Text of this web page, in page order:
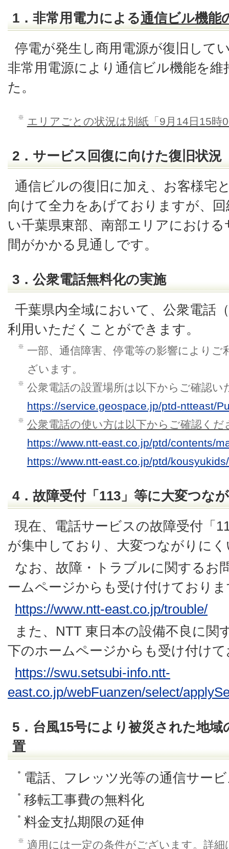
1．非常用電力による通信ビル機能
停電が発生し商用電源が復旧して
非常用電源により通信ビル機能を
た。
※ エリアごとの状況は別紙「9月14日15時
2．サービス回復に向けた復旧状況
通信ビルの復旧に加え、お客様宅
向けて全力をあげておりますが、
い千葉県東部、南部エリアにおけ
間がかかる見通しです。
3．公衆電話無料化の実施
千葉県内全域において、公衆電話
利用いただくことができます。
※ 一部、通信障害、停電等の影響により
ざいます。
※ 公衆電話の設置場所は以下からご確認い
https://service.geospace.jp/ptd-ntteast/
※ 公衆電話の使い方は以下からご確認くだ
https://www.ntt-east.co.jp/ptd/contents/
https://www.ntt-east.co.jp/ptd/
4．故障受付「113」等に大変つな
現在、電話サービスの故障受付「
が集中しており、大変つながりに
なお、故障・トラブルに関するお
ームページからも受け付けており
https://www.ntt-east.co.jp/trouble/
また、NTT 東日本の設備不良に関
下のホームページからも受け付け
https://swu.setsubi-info.ntt-
east.co.jp/webFuanzen/select/
5．台風15号により被災された地
置
電話、フレッツ光等の通信サー
移転工事費の無料化
料金支払期限の延伸
※ 適用には一定の条件がございます。詳